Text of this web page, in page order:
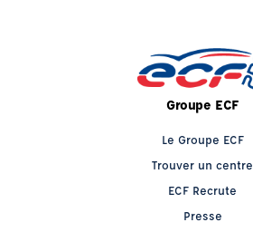
Groupe ECF
Le Groupe ECF
Trouver un centre
ECF Recrute
Presse